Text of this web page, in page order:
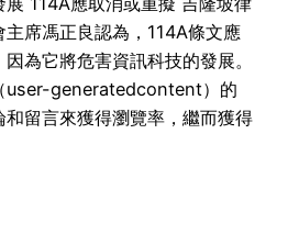
席馮正良認為，114A條文應
為它將危害資訊科技的發展。
user-generatedcontent）的
留言來獲得瀏覽率，繼而獲得